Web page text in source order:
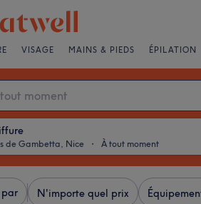
VISAGE MAINS & PIEDS ÉPILATION
de Gambetta, Nice ・ À tout moment
par N'importe quel prix